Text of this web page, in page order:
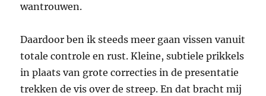
wantrouwen.
Daardoor ben ik steeds meer gaan vissen vanuit
totale controle en rust. Kleine, subtiele prikkels
in plaats van grote correcties in de presentatie
trekken de vis over de streep. En dat bracht mij